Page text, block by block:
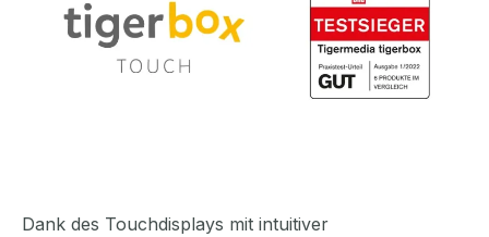
Dank des Touchdisplays mit intuitiver